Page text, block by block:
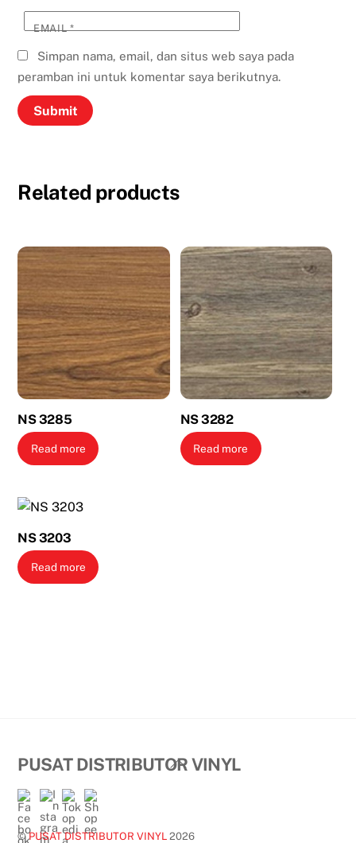
EMAIL*
Simpan nama, email, dan situs web saya pada
peramban ini untuk komentar saya berikutnya.
Related products
NS 3285
Read more
NS 3282
Read more
NS 3203
Read more
Back
PUSAT DISTRIBUTOR VINYL
©PUSAT DISTRIBUTOR VINYL 2026